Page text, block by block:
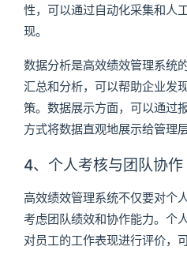
性，可以通过自动化采集和人
现。
数据分析是高效绩效管理系统
汇总和分析，可以帮助企业发
策。数据展示方面，可以通过
方式将数据直观地展示给管理
4、个人考核与团队协作
高效绩效管理系统不仅要对个
考虑团队绩效和协作能力。个
对员工的工作表现进行评价，